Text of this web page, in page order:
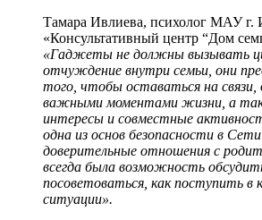
Тамара Ивлиева, психолог МАУ г.
«Консультативный центр “Дом
«Гаджеты не должны вызывать
отчуждение внутри семьи, они
того, чтобы оставаться на связи,
важными моментами жизни, а
интересы и совместные
одна из основ безопасности в
доверительные отношения с
всегда была возможность
посоветоваться, как поступить в
ситуации».